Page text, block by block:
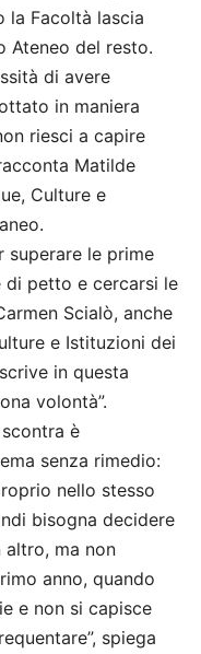
la Facoltà lascia
Ateneo del resto.
di avere
in maniera
riesci a capire
Matilde
Culture e
superare le prime
di petto e cercarsi le
Scialò, anche
e Istituzioni dei
in questa
volontà”.
è
senza rimedio:
nello stesso
bisogna decidere
ma non
anno, quando
e non si capisce
spiega